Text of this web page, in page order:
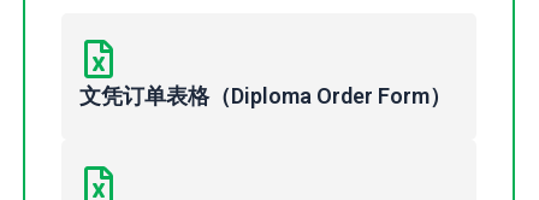
文凭订单表格（Diploma Order Form）